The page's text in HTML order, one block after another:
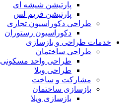
پارتیشن شیشه ای
پارتیشن فریم لس
طراحی دکوراسیون تجاری
دکوراسیون رستوران
خدمات طراحی و بازسازی
طراحی ساختمان
طراحی واحد مسکونی
طراحی ویلا
مشارکت و ساخت
بازسازی ساختمان
بازسازی ویلا